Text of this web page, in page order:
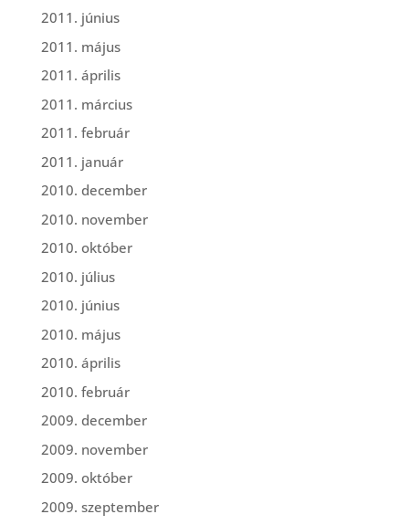
2011. június
2011. május
2011. április
2011. március
2011. február
2011. január
2010. december
2010. november
2010. október
2010. július
2010. június
2010. május
2010. április
2010. február
2009. december
2009. november
2009. október
2009. szeptember